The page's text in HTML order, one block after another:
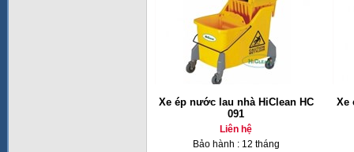
Xe ép nước lau nhà HiClean HC
091
Liên hệ
Bảo hành : 12 tháng
Xe